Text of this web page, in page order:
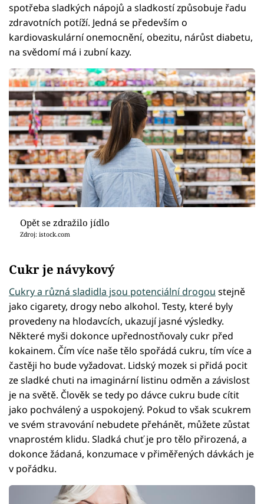
spotřeba sladkých nápojů a sladkostí způsobuje řadu
zdravotních potíží. Jedná se především o
kardiovaskulární onemocnění, obezitu, nárůst diabetu,
na svědomí má i zubní kazy.
Opět se zdražilo jídlo
Zdroj: istock.com
Cukr je návykový
Cukry a různá sladidla jsou potenciální drogou stejně
jako cigarety, drogy nebo alkohol. Testy, které byly
provedeny na hlodavcích, ukazují jasné výsledky.
Některé myši dokonce upřednostňovaly cukr před
kokainem. Čím více naše tělo spořádá cukru, tím více a
častěji ho bude vyžadovat. Lidský mozek si přidá pocit
ze sladké chuti na imaginární listinu odměn a závislost
je na světě. Člověk se tedy po dávce cukru bude cítit
jako pochválený a uspokojený. Pokud to však scukrem
ve svém stravování nebudete přehánět, můžete zůstat
vnaprostém klidu. Sladká chuť je pro tělo přirozená, a
dokonce žádaná, konzumace v přiměřených dávkách je
v pořádku.